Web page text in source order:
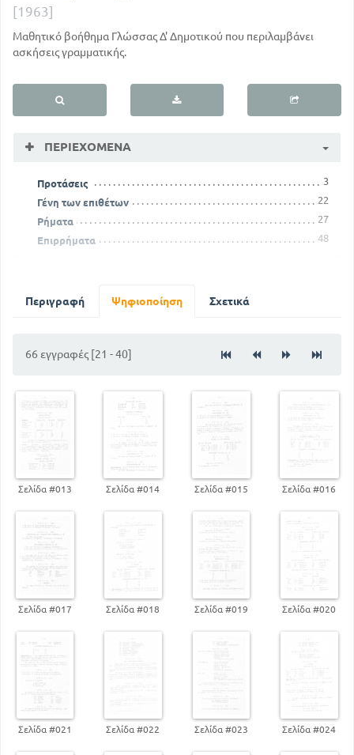
[1963]
Μαθητικό βοήθημα Γλώσσας Δ' Δημοτικού που περιλαμβάνει
ασκήσεις γραμματικής.
ΠΕΡΙΕΧΌΜΕΝΑ
Προτάσεις
3
Γένη των επιθέτων
22
Ρήματα
27
Επιρρήματα
48
Περιγραφή Ψηφιοποίηση Σχετικά
66 εγγραφές [21 - 40]
Σελίδα #013 Σελίδα #014 Σελίδα #015 Σελίδα #016
Σελίδα #017 Σελίδα #018 Σελίδα #019 Σελίδα #020
Σελίδα #021 Σελίδα #022 Σελίδα #023 Σελίδα #024